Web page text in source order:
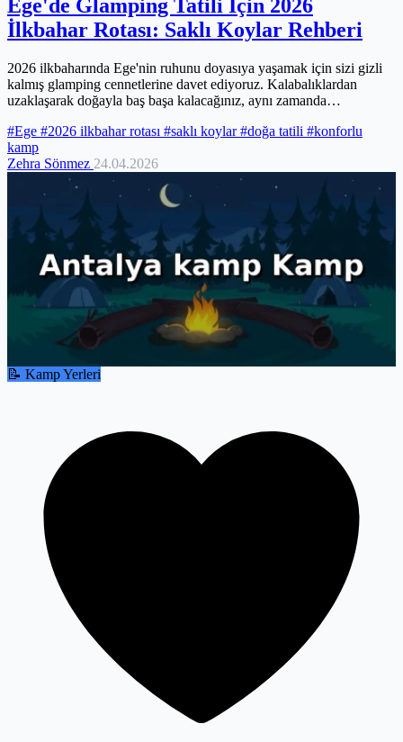
Ege'de Glamping Tatili İçin 2026
İlkbahar Rotası: Saklı Koylar Rehberi
2026 ilkbaharında Ege'nin ruhunu doyasıya yaşamak için sizi gizli
kalmış glamping cennetlerine davet ediyoruz. Kalabalıklardan
uzaklaşarak doğayla baş başa kalacağınız, aynı zamanda
saklı koylarını keşfedecek, yerel lezzetlerle tanışacak ve ruhunuza
iyi gelecek bir kaçış deneyimi yaşayacaksınız. Hazırsanız, Ege'nin
yeni yüzünü keşfetme zamanı!
#Ege #2026 ilkbahar rotası #saklı koylar#doğa tatili #konforlu
kamp
Zehra Sönmez 24.04.2026
📝 Kamp Yerleri